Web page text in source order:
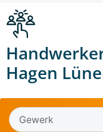
Hagen